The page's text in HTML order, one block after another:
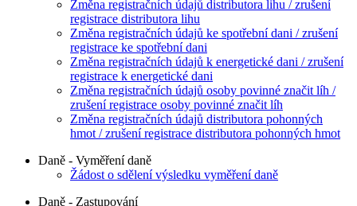
Změna registračních údajů distributora lihu / zrušení
registrace distributora lihu
Změna registračních údajů ke spotřební dani / zrušení
registrace ke spotřební dani
Změna registračních údajů k energetické dani / zrušení
registrace k energetické dani
Změna registračních údajů osoby povinné značit líh /
zrušení registrace osoby povinné značit líh
Změna registračních údajů distributora pohonných
hmot / zrušení registrace distributora pohonných hmot
Daně - Vyměření daně
Žádost o sdělení výsledku vyměření daně
Daně - Zastupování